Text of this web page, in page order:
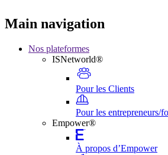
Main navigation
Nos plateformes
ISNetworld®
Pour les Clients
Pour les entrepreneurs/
Empower®
À propos d’Empower